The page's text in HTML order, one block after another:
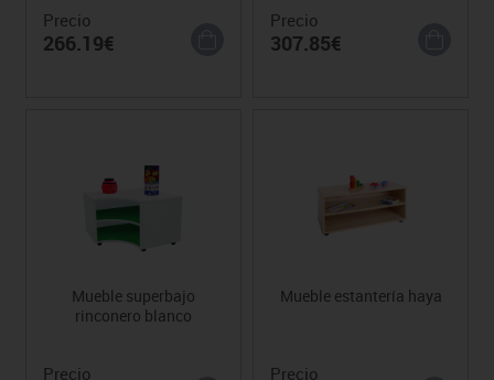
Precio
266.19€
Precio
307.85€
Mueble superbajo
rinconero blanco
Precio
Mueble estantería haya
Precio